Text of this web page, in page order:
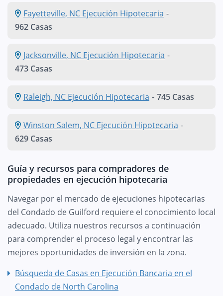
Fayetteville, NC Ejecución Hipotecaria -
962 Casas
Jacksonville, NC Ejecución Hipotecaria -
473 Casas
Raleigh, NC Ejecución Hipotecaria - 745 Casas
Winston Salem, NC Ejecución Hipotecaria -
629 Casas
Guía y recursos para compradores de
propiedades en ejecución hipotecaria
Navegar por el mercado de ejecuciones hipotecarias
del Condado de Guilford requiere el conocimiento local
adecuado. Utiliza nuestros recursos a continuación
para comprender el proceso legal y encontrar las
mejores oportunidades de inversión en la zona.
Búsqueda de Casas en Ejecución Bancaria en el
Condado de North Carolina